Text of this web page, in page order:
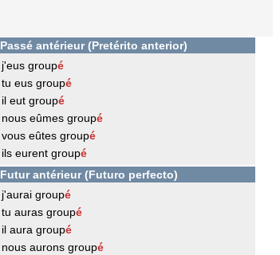
Passé antérieur (Pretérito anterior)
j'eus groupé
tu eus groupé
il eut groupé
nous eûmes groupé
vous eûtes groupé
ils eurent groupé
Futur antérieur (Futuro perfecto)
j'aurai groupé
tu auras groupé
il aura groupé
nous aurons groupé